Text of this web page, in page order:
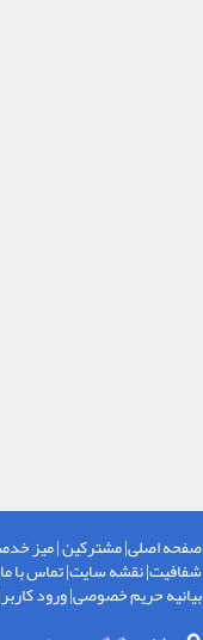
صفحه اصلی|مشترکین|میز
شفافیت|نقشه سایت|تماس با ما
بیانیه حریم خصوصی|ورود کاربر